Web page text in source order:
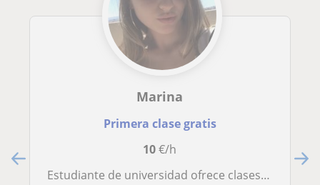
Marina
Primera clase gratis
10€/h
Estudiante de universidad ofrece clases de apoyo en general para niño/as en primaria e incluso la ESO